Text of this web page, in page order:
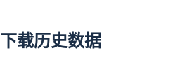
下载历史数据